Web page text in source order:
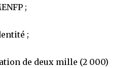
;
;
de deux mille (2 000)